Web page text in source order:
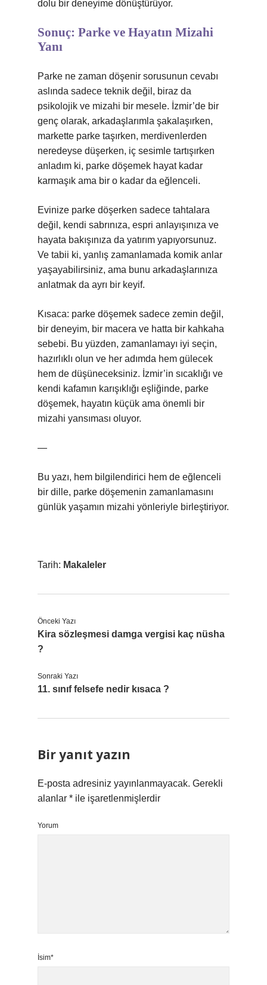
dolu bir deneyime dönüştürüyor.
Sonuç: Parke ve Hayatın Mizahi
Yanı
Parke ne zaman döşenir sorusunun cevabı
aslında sadece teknik değil, biraz da
psikolojik ve mizahi bir mesele. İzmir’de bir
genç olarak, arkadaşlarımla şakalaşırken,
markette parke taşırken, merdivenlerden
neredeyse düşerken, iç sesimle tartışırken
anladım ki, parke döşemek hayat kadar
karmaşık ama bir o kadar da eğlenceli.
Evinize parke döşerken sadece tahtalara
değil, kendi sabrınıza, espri anlayışınıza ve
hayata bakışınıza da yatırım yapıyorsunuz.
Ve tabii ki, yanlış zamanlamada komik anlar
yaşayabilirsiniz, ama bunu arkadaşlarınıza
anlatmak da ayrı bir keyif.
Kısaca: parke döşemek sadece zemin değil,
bir deneyim, bir macera ve hatta bir kahkaha
sebebi. Bu yüzden, zamanlamayı iyi seçin,
hazırlıklı olun ve her adımda hem gülecek
hem de düşüneceksiniz. İzmir’in sıcaklığı ve
kendi kafamın karışıklığı eşliğinde, parke
döşemek, hayatın küçük ama önemli bir
mizahi yansıması oluyor.
—
Bu yazı, hem bilgilendirici hem de eğlenceli
bir dille, parke döşemenin zamanlamasını
günlük yaşamın mizahi yönleriyle birleştiriyor.
Tarih: Makaleler
Önceki Yazı
Kira sözleşmesi damga vergisi kaç nüsha
?
Sonraki Yazı
11. sınıf felsefe nedir kısaca ?
Bir yanıt yazın
E-posta adresiniz yayınlanmayacak. Gerekli
alanlar * ile işaretlenmişlerdir
Yorum
İsim*